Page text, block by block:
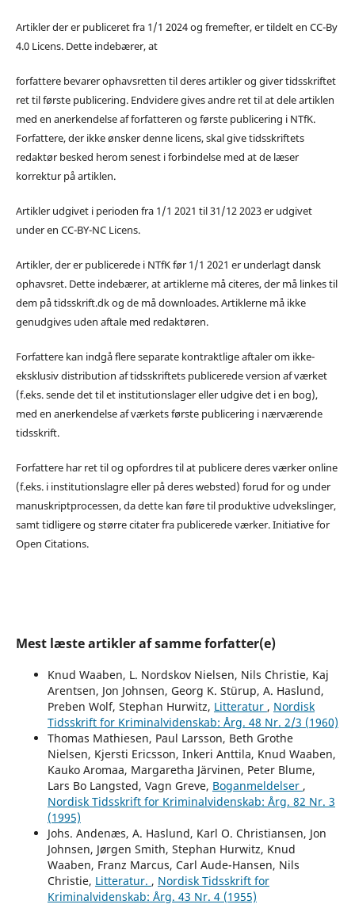
Artikler der er publiceret fra 1/1 2024 og fremefter, er tildelt en CC-By
4.0 Licens. Dette indebærer, at
forfattere bevarer ophavsretten til deres artikler og giver tidsskriftet
ret til første publicering. Endvidere gives andre ret til at dele artiklen
med en anerkendelse af forfatteren og første publicering i NTfK.
Forfattere, der ikke ønsker denne licens, skal give tidsskriftets
redaktør besked herom senest i forbindelse med at de læser
korrektur på artiklen.
Artikler udgivet i perioden fra 1/1 2021 til 31/12 2023 er udgivet
under en CC-BY-NC Licens.
Artikler, der er publicerede i NTfK før 1/1 2021 er underlagt dansk
ophavsret. Dette indebærer, at artiklerne må citeres, der må linkes til
dem på tidsskrift.dk og de må downloades. Artiklerne må ikke
genudgives uden aftale med redaktøren.
Forfattere kan indgå flere separate kontraktlige aftaler om ikke-
eksklusiv distribution af tidsskriftets publicerede version af værket
(f.eks. sende det til et institutionslager eller udgive det i en bog),
med en anerkendelse af værkets første publicering i nærværende
tidsskrift.
Forfattere har ret til og opfordres til at publicere deres værker online
(f.eks. i institutionslagre eller på deres websted) forud for og under
manuskriptprocessen, da dette kan føre til produktive udvekslinger,
samt tidligere og større citater fra publicerede værker. Initiative for
Open Citations.
Mest læste artikler af samme forfatter(e)
Knud Waaben, L. Nordskov Nielsen, Nils Christie, Kaj
Arentsen, Jon Johnsen, Georg K. Stürup, A. Haslund,
Preben Wolf, Stephan Hurwitz, Litteratur , Nordisk
Tidsskrift for Kriminalvidenskab: Årg. 48 Nr. 2/3 (1960)
Thomas Mathiesen, Paul Larsson, Beth Grothe
Nielsen, Kjersti Ericsson, Inkeri Anttila, Knud Waaben,
Kauko Aromaa, Margaretha Järvinen, Peter Blume,
Lars Bo Langsted, Vagn Greve, Boganmeldelser ,
Nordisk Tidsskrift for Kriminalvidenskab: Årg. 82 Nr. 3
(1995)
Johs. Andenæs, A. Haslund, Karl O. Christiansen, Jon
Johnsen, Jørgen Smith, Stephan Hurwitz, Knud
Waaben, Franz Marcus, Carl Aude-Hansen, Nils
Christie, Litteratur. , Nordisk Tidsskrift for
Kriminalvidenskab: Årg. 43 Nr. 4 (1955)